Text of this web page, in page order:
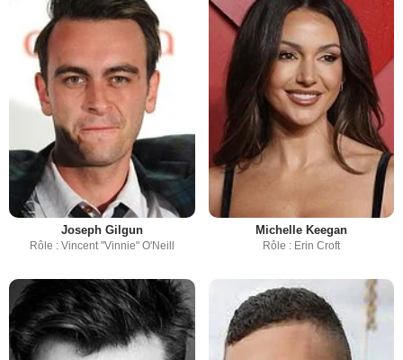
Joseph Gilgun
Rôle : Vincent "Vinnie" O'Neill
Michelle Keegan
Rôle : Erin Croft